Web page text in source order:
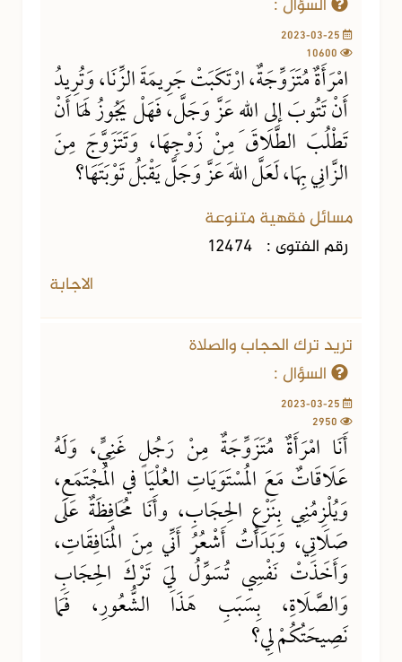
السؤال :
امْرَأَةٌ مُتَزَوِّجَةٌ، ارْتَكَبَتْ جَرِيمَةَ الزِّنَا، وَتُرِيدُ
أَنْ تَتُوبَ إلى اللهِ عَزَّ وَجَلَّ، فَهَلْ يَجُوزُ لَهَا أَنْ
تَطْلُبَ الطَّلَاقَ مِنْ زَوْجِهَا، وَتَتَزَوَّجَ مِنَ
الزَّانِي بِهَا، لَعَلَّ اللهَ عَزَّ وَجَلَّ يَقْبَلُ تَوْبَتَهَا؟
مسائل فقهية متنوعة
رقم الفتوى : 12474
الاجابة
تريد ترك الحجاب والصلاة
السؤال :
أَنَا امْرَأَةٌ مُتَزَوِّجَةٌ مِنْ رَجُلٍ غَنِيٍّ، وَلَهُ
عَلَاقَاتٌ مَعَ المُسْتَوَيَاتِ العُلْيَا في المُجْتَمَعِ،
وَيُلْزِمُنِي بِنَزْعِ الحِجَابِ، وأَنَا مُحَافِظَةٌ عَلَى
صَلَاتِي، وَبَدَأْتُ أَشْعُرُ أَنِّي مِنَ المُنَافِقَاتِ،
وَأَخَذَتْ نَفْسِي تُسَوِّلُ لِيَ تَرْكَ الحِجَابِ
وَالصَّلَاةِ، بِسَبَبِ هَذَا الشُّعُورِ، فَمَا
نَصِيحَتُكُمْ لِي؟